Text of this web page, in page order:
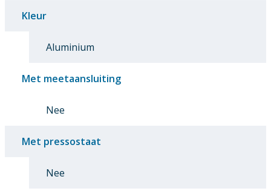
Kleur
Aluminium
Met meetaansluiting
Nee
Met pressostaat
Nee